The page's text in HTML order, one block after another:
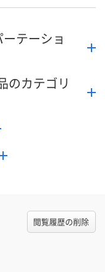
テーショ
のカテゴリ
閲覧履歴の削除